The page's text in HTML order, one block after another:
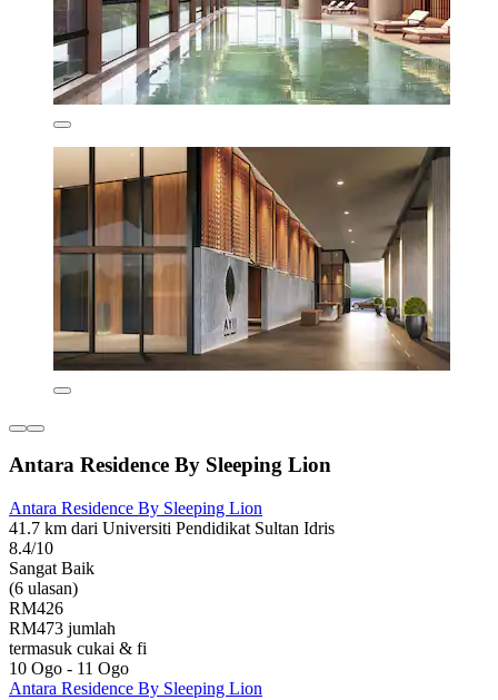
Antara Residence By Sleeping Lion
Antara Residence By Sleeping Lion
41.7 km dari Universiti Pendidikat Sultan Idris
8.4/10
Sangat Baik
(6 ulasan)
RM426
RM473 jumlah
termasuk cukai & fi
10 Ogo - 11 Ogo
Antara Residence By Sleeping Lion